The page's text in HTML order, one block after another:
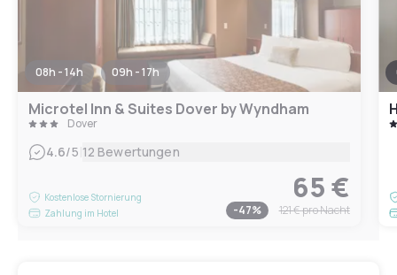
08h - 14h 09h - 17h
Microtel Inn & Suites Dover by Wyndham
Dover
4.6/5 12 Bewertungen
Kostenlose Stornierung
Zahlung im Hotel
65 €
-47% 121 €pro Nacht